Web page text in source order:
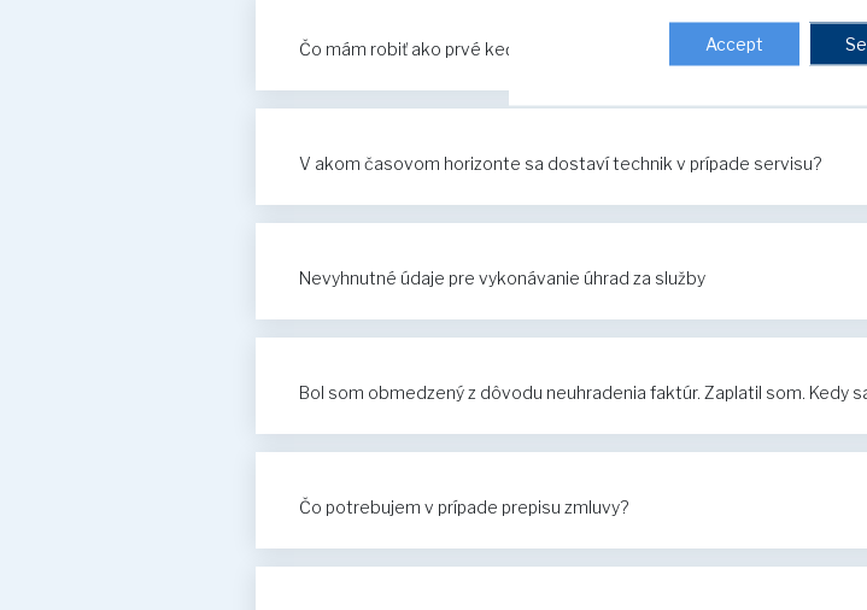
Čo mám robiť ako prvé keď mi nefunguje televízia?
V akom časovom horizonte sa dostaví technik v prípade servisu?
Nevyhnutné údaje pre vykonávanie úhrad za služby
Bol som obmedzený z dôvodu neuhradenia faktúr. Zaplatil som. Kedy
Čo potrebujem v prípade prepisu zmluvy?
Accept